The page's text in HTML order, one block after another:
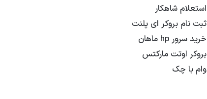
استعلام شاهکار
ثبت نام بروکر ای پلنت
خرید سرور hp ماهان
بروکر اوتت مارکتس
وام با چک